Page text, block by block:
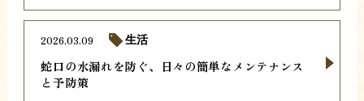
蛇口の水漏れを防ぐ、日々の簡単なメンテナンス
と予防策
2026.03.09 生活